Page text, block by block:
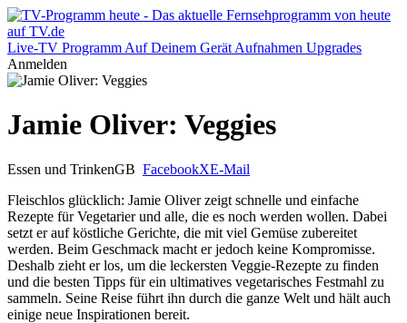
Live-TV Programm Auf Deinem Gerät Aufnahmen Upgrades
Anmelden
Jamie Oliver: Veggies
Essen und TrinkenGB FacebookXE-Mail
Fleischlos glücklich: Jamie Oliver zeigt schnelle und einfache
Rezepte für Vegetarier und alle, die es noch werden wollen. Dabei
setzt er auf köstliche Gerichte, die mit viel Gemüse zubereitet
werden. Beim Geschmack macht er jedoch keine Kompromisse.
Deshalb zieht er los, um die leckersten Veggie-Rezepte zu finden
und die besten Tipps für ein ultimatives vegetarisches Festmahl zu
sammeln. Seine Reise führt ihn durch die ganze Welt und hält auch
einige neue Inspirationen bereit.